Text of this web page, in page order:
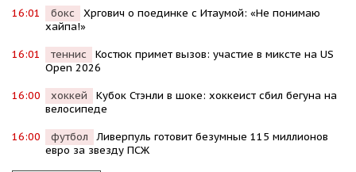
16:01 бокс
Хргович о поединке с Итаумой: «Не понимаю
хайпа!»
16:01 теннис
Костюк примет вызов: участие в миксте на US
Open 2026
16:00 хоккей
Кубок Стэнли в шоке: хоккеист сбил бегуна на
велосипеде
16:00 футбол
Ливерпуль готовит безумные 115 миллионов
евро за звезду ПСЖ